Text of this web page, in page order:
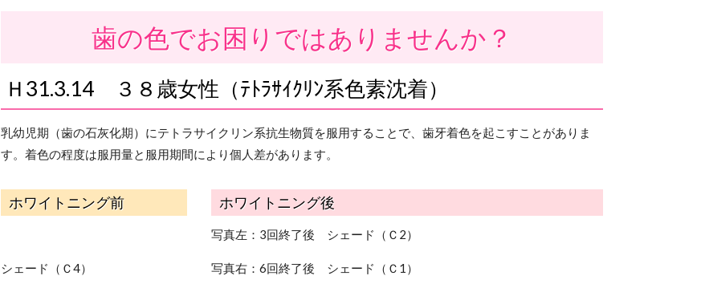
歯の色でお困りではありませんか？
Ｈ31.3.14 ３８歳女性（ﾃﾄﾗｻｲｸﾘﾝ系色素沈着）
乳幼児期（歯の石灰化期）にテトラサイクリン系抗生物質を服用することで、歯牙着色を起こすことがありま
す。着色の程度は服用量と服用期間により個人差があります。
ホワイトニング前
シェード（Ｃ4）
ホワイトニング後
写真左：3回終了後 シェード（Ｃ2）
写真右：6回終了後 シェード（Ｃ1）